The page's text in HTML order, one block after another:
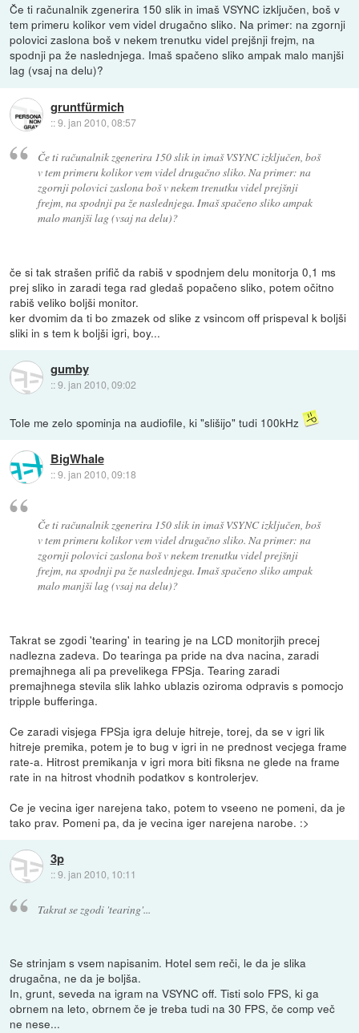
Če ti računalnik zgenerira 150 slik in imaš VSYNC izključen, boš v
tem primeru kolikor vem videl drugačno sliko. Na primer: na zgornji
polovici zaslona boš v nekem trenutku videl prejšnji frejm, na
spodnji pa že naslednjega. Imaš spačeno sliko ampak malo manjši
lag (vsaj na delu)?
gruntfürmich
::9. jan 2010, 08:57
Če ti računalnik zgenerira 150 slik in imaš VSYNC izključen, boš
v tem primeru kolikor vem videl drugačno sliko. Na primer: na
zgornji polovici zaslona boš v nekem trenutku videl prejšnji
frejm, na spodnji pa že naslednjega. Imaš spačeno sliko ampak
malo manjši lag (vsaj na delu)?
če si tak strašen prifič da rabiš v spodnjem delu monitorja 0,1 ms
prej sliko in zaradi tega rad gledaš popačeno sliko, potem očitno
rabiš veliko boljši monitor.
ker dvomim da ti bo zmazek od slike z vsincom off prispeval k boljši
sliki in s tem k boljši igri, boy...
gumby
::9. jan 2010, 09:02
Tole me zelo spominja na audiofile, ki "slišijo" tudi 100kHz
BigWhale
::9. jan 2010, 09:18
Če ti računalnik zgenerira 150 slik in imaš VSYNC izključen, boš
v tem primeru kolikor vem videl drugačno sliko. Na primer: na
zgornji polovici zaslona boš v nekem trenutku videl prejšnji
frejm, na spodnji pa že naslednjega. Imaš spačeno sliko ampak
malo manjši lag (vsaj na delu)?
Takrat se zgodi 'tearing' in tearing je na LCD monitorjih precej
nadlezna zadeva. Do tearinga pa pride na dva nacina, zaradi
premajhnega ali pa prevelikega FPSja. Tearing zaradi
premajhnega stevila slik lahko ublazis oziroma odpravis s pomocjo
tripple bufferinga.
Ce zaradi visjega FPSja igra deluje hitreje, torej, da se v igri lik
hitreje premika, potem je to bug v igri in ne prednost vecjega frame
rate-a. Hitrost premikanja v igri mora biti fiksna ne glede na frame
rate in na hitrost vhodnih podatkov s kontrolerjev.
Ce je vecina iger narejena tako, potem to vseeno ne pomeni, da je
tako prav. Pomeni pa, da je vecina iger narejena narobe. :>
3p
::9. jan 2010, 10:11
Takrat se zgodi 'tearing'...
Se strinjam s vsem napisanim. Hotel sem reči, le da je slika
drugačna, ne da je boljša.
In, grunt, seveda na igram na VSYNC off. Tisti solo FPS, ki ga
obrnem na leto, obrnem če je treba tudi na 30 FPS, če comp več
ne nese...